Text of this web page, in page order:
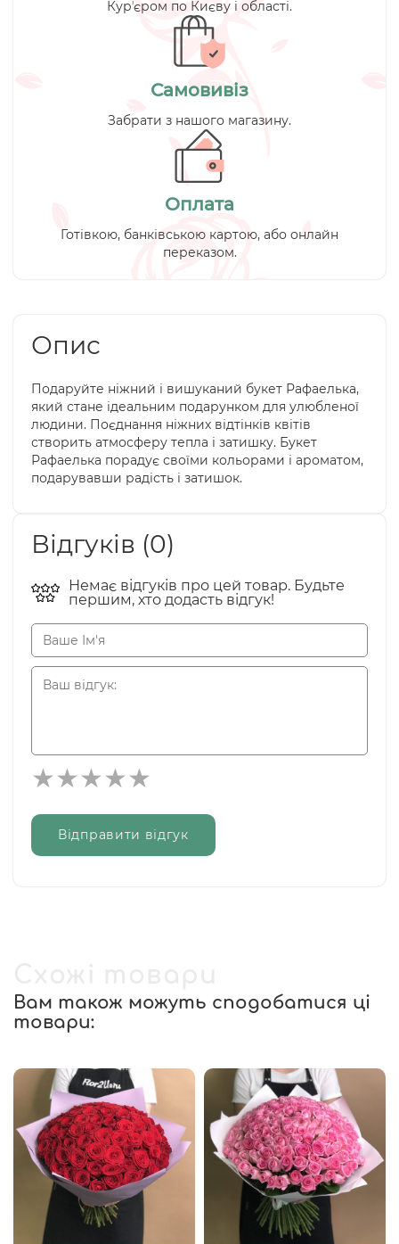
Курʼєром по Києву і області.
Самовивіз
Забрати з нашого магазину.
Оплата
Готівкою, банківською картою, або онлайн
переказом.
Опис
Подаруйте ніжний і вишуканий букет Рафаелька,
який стане ідеальним подарунком для улюбленої
людини. Поєднання ніжних відтінків квітів
створить атмосферу тепла і затишку. Букет
Рафаелька порадує своїми кольорами і ароматом,
подарувавши радість і затишок.
Відгуків (0)
Немає відгуків про цей товар. Будьте
першим, хто додасть відгук!
Відправити відгук
Вам також можуть сподобатися ці
товари: